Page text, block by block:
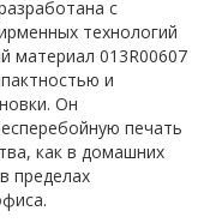
с
технологий
материал 013R00607
и
Он
печать
как в домашних
пределах